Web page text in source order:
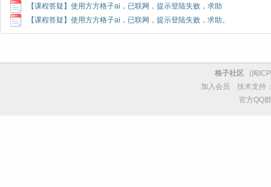
【课程答疑】使用方方格子ai，已联网，提示登陆失败，求助
【课程答疑】使用方方格子ai，已联网，提示登陆失败，求助。
格子社区 (闽
加入会员
技术支持
官方QQ